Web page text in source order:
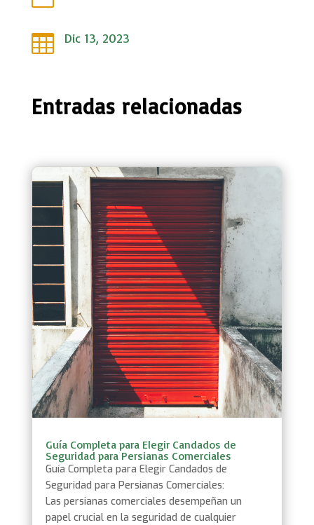
 Dic 13, 2023
Entradas relacionadas
Guía Completa para Elegir Candados de
Seguridad para Persianas Comerciales
Guía Completa para Elegir Candados de
Seguridad para Persianas Comerciales:
Las persianas comerciales desempeñan un
papel crucial en la seguridad de cualquier